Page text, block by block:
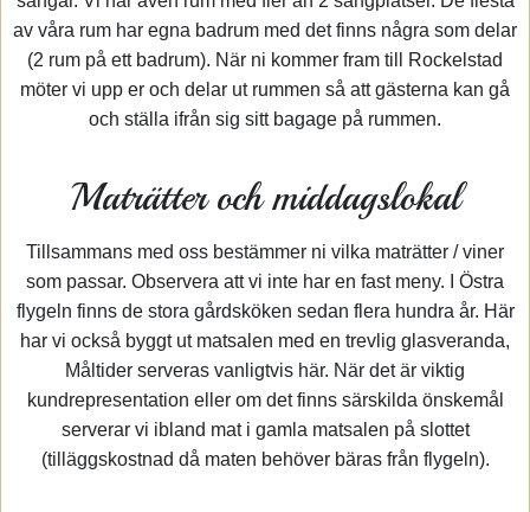
av våra rum har egna badrum med det finns några som delar
(2 rum på ett badrum). När ni kommer fram till Rockelstad
möter vi upp er och delar ut rummen så att gästerna kan gå
och ställa ifrån sig sitt bagage på rummen.
Maträtter och middagslokal
Tillsammans med oss bestämmer ni vilka maträtter / viner
som passar. Observera att vi inte har en fast meny. I Östra
flygeln finns de stora gårdsköken sedan flera hundra år. Här
har vi också byggt ut matsalen med en trevlig glasveranda,
Måltider serveras vanligtvis här. När det är viktig
kundrepresentation eller om det finns särskilda önskemål
serverar vi ibland mat i gamla matsalen på slottet
(tilläggskostnad då maten behöver bäras från flygeln).